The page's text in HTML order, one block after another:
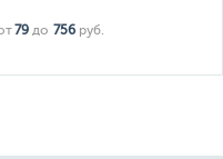
79 до 756 руб.